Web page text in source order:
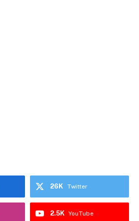
Twitter
26K
YouTube
2.5K